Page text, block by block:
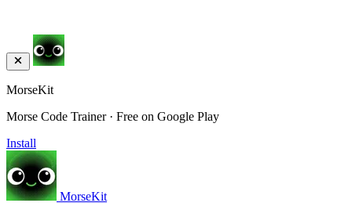
MorseKit
Morse Code Trainer · Free on Google Play
Install
MorseKit